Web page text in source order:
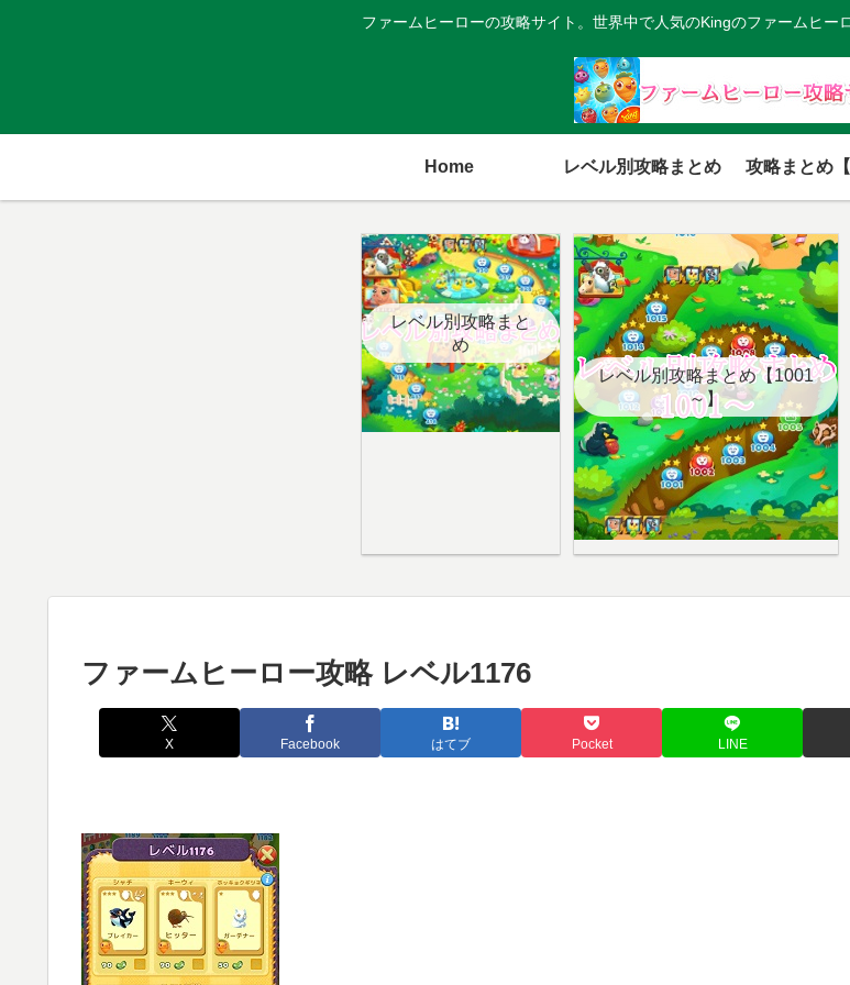
ファームヒーローの攻略サイト。世界中で人気のKingのファームヒー
Home レベル別攻略まとめ 攻略まとめ
レベル別攻略まと
め
レベル別攻略まとめ【1001
～】
ファームヒーロー攻略 レベル1176
X Facebook はてブ Pocket LINE